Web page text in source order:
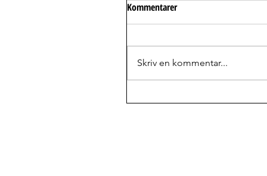
Kommentarer
Skriv en kommentar...